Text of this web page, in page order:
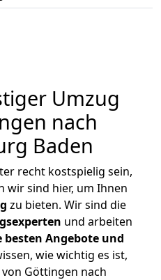
Umzug
nach
Baden
recht kostspielig sein,
wir sind hier, um Ihnen
zu bieten. Wir sind die
und arbeiten
besten Angebote und
wie wichtig es ist,
Göttingen nach